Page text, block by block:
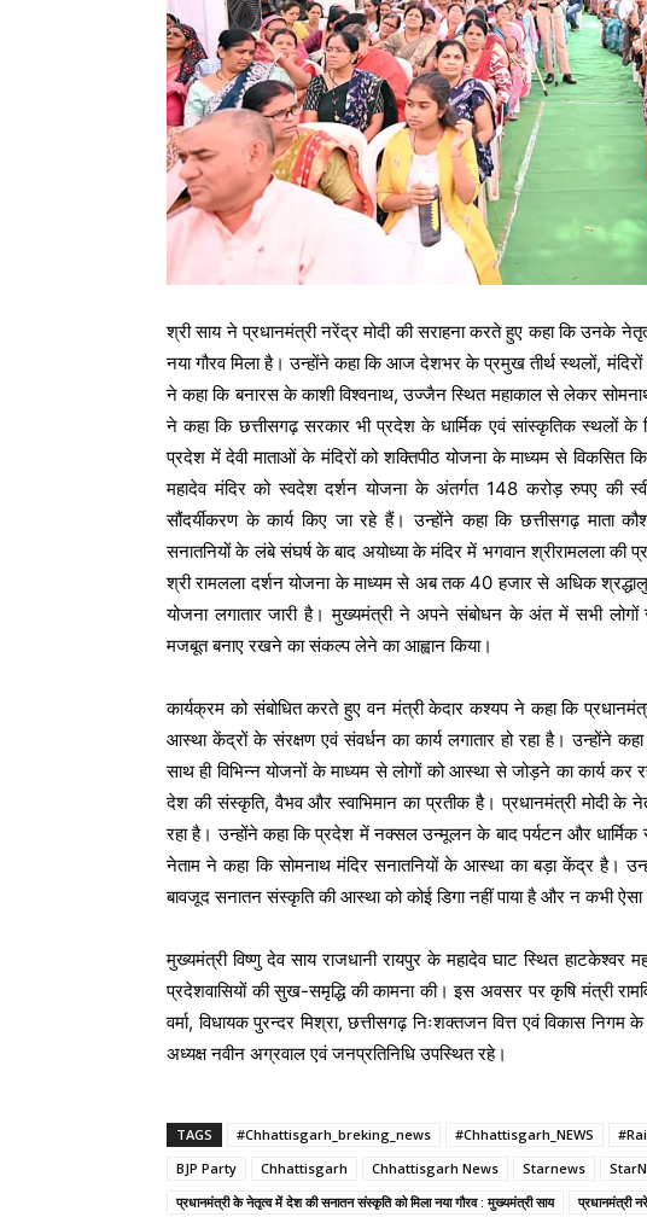
श्री साय ने प्रधानमंत्री नरेंद्र मोदी की सराहना करते हुए कहा कि उनके
नया गौरव मिला है। उन्होंने कहा कि आज देशभर के प्रमुख तीर्थ स्थलों,
ने कहा कि बनारस के काशी विश्वनाथ, उज्जैन स्थित महाकाल से लेकर
ने कहा कि छत्तीसगढ़ सरकार भी प्रदेश के धार्मिक एवं सांस्कृतिक स्थलों के
प्रदेश में देवी माताओं के मंदिरों को शक्तिपीठ योजना के माध्यम से विकसित
महादेव मंदिर को स्वदेश दर्शन योजना के अंतर्गत 148 करोड़ रुपए की
सौंदर्यीकरण के कार्य किए जा रहे हैं। उन्होंने कहा कि छत्तीसगढ़ माता
सनातनियों के लंबे संघर्ष के बाद अयोध्या के मंदिर में भगवान श्रीरामलला की
श्री रामलला दर्शन योजना के माध्यम से अब तक 40 हजार से अधिक
योजना लगातार जारी है। मुख्यमंत्री ने अपने संबोधन के अंत में सभी लोगों
मजबूत बनाए रखने का संकल्प लेने का आह्वान किया।
कार्यक्रम को संबोधित करते हुए वन मंत्री केदार कश्यप ने कहा कि
आस्था केंद्रों के संरक्षण एवं संवर्धन का कार्य लगातार हो रहा है। उन्होंने
साथ ही विभिन्न योजनों के माध्यम से लोगों को आस्था से जोड़ने का कार्य कर
देश की संस्कृति, वैभव और स्वाभिमान का प्रतीक है। प्रधानमंत्री मोदी के
रहा है। उन्होंने कहा कि प्रदेश में नक्सल उन्मूलन के बाद पर्यटन और धार्मिक
नेताम ने कहा कि सोमनाथ मंदिर सनातनियों के आस्था का बड़ा केंद्र है।
बावजूद सनातन संस्कृति की आस्था को कोई डिगा नहीं पाया है और न कभी ऐसा
मुख्यमंत्री विष्णु देव साय राजधानी रायपुर के महादेव घाट स्थित हाटकेश्वर
प्रदेशवासियों की सुख-समृद्धि की कामना की। इस अवसर पर कृषि मंत्री
वर्मा, विधायक पुरन्दर मिश्रा, छत्तीसगढ़ निःशक्तजन वित्त एवं विकास निगम
अध्यक्ष नवीन अग्रवाल एवं जनप्रतिनिधि उपस्थित रहे।
TAGS #Chhattisgarh_breking_news #Chhattisgarh_NEWS
BJP Party
Chhattisgarh Chhattisgarh News Starnews
प्रधानमंत्री के नेतृत्व में देश की सनातन संस्कृति को मिला नया गौरव : मुख्यमंत्री साय
प्रधानमंत्री